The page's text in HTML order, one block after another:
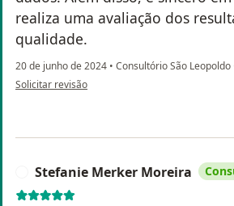
realiza uma avaliação dos
qualidade.
20 de junho de 2024 • Consultório São Leopoldo
na opinião do utilizador Tiago Malgarezi
Solicitar revisão
Stefanie Merker Moreira